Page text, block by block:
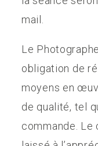
mail.
Le
obligation de
moyens en
de qualité, tel
commande. Le